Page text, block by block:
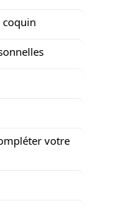
votre